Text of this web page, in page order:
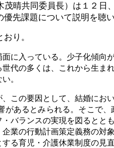
晴共同委員長）は１２
先課題について説明を聴
り。
に入っている。少子化傾
代の多くは、これから生
。
この要因として、結婚に
あるとみられる。そこで
バランスの実現を図ると
業の行動計画策定義務の
る育児・介護休業制度の見